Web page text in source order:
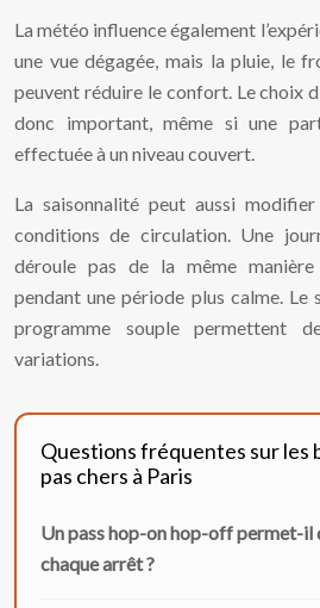
La météo influence également
une vue dégagée, mais la pluie, le
peuvent réduire le confort. Le choix
donc important, même si une
effectuée à un niveau couvert.
La saisonnalité peut aussi
conditions de circulation. Une
déroule pas de la même manière
pendant une période plus calme. Le
programme souple permettent
variations.
Questions fréquentes sur les
pas chers à Paris
Un pass hop-on hop-off permet-il
chaque arrêt ?